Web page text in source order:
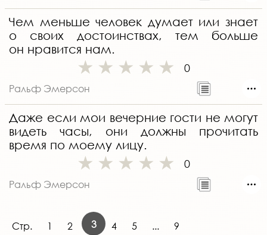
Чем меньше человек думает или знает
о своих достоинствах, тем больше
он нравится нам.
0
Ральф Эмерсон
Даже если мои вечерние гости не могут
видеть часы, они должны прочитать
время по моему лицу.
0
Ральф Эмерсон
Стр. 1 2 3 4 5 ... 9